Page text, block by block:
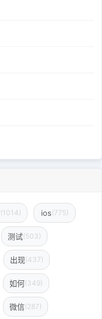
(1014) ios(775)
测试(503)
出现(437)
如何(349)
微信(287)